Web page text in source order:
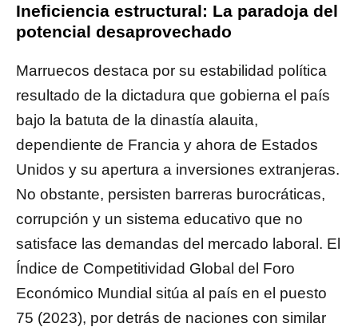
Ineficiencia estructural: La paradoja del
potencial desaprovechado
Marruecos destaca por su estabilidad política
resultado de la dictadura que gobierna el país
bajo la batuta de la dinastía alauita,
dependiente de Francia y ahora de Estados
Unidos y su apertura a inversiones extranjeras.
No obstante, persisten barreras burocráticas,
corrupción y un sistema educativo que no
satisface las demandas del mercado laboral. El
Índice de Competitividad Global del Foro
Económico Mundial sitúa al país en el puesto
75 (2023), por detrás de naciones con similar